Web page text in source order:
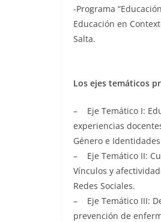
-Programa
Educación en
Salta.
Los ejes temáticos
– Eje Temático I:
experiencias
Género e
– Eje Temático II:
Vínculos y
Redes Sociales.
– Eje Temático III:
prevención de